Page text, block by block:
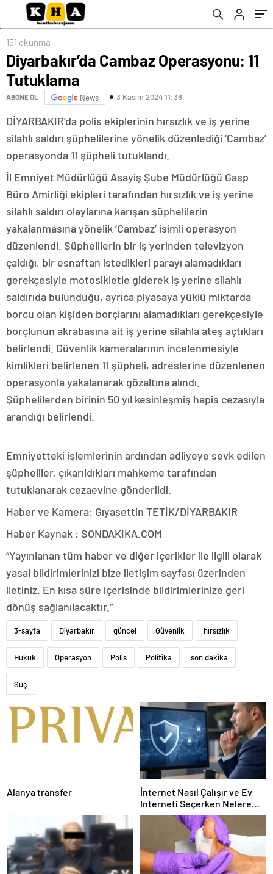
151 okunma
Diyarbakır’da Cambaz Operasyonu: 11
Tutuklama
ABONE OL News 3 Kasım 2024 11:36
DİYARBAKIR’da polis ekiplerinin hırsızlık ve iş yerine
silahlı saldırı şüphelilerine yönelik düzenlediği ‘Cambaz’
operasyonda 11 şüpheli tutuklandı.
İl Emniyet Müdürlüğü Asayiş Şube Müdürlüğü Gasp
Büro Amirliği ekipleri tarafından hırsızlık ve iş yerine
silahlı saldırı olaylarına karışan şüphelilerin
yakalanmasına yönelik ‘Cambaz’ isimli operasyon
düzenlendi. Şüphelilerin bir iş yerinden televizyon
çaldığı, bir esnaftan istedikleri parayı alamadıkları
gerekçesiyle motosikletle giderek iş yerine silahlı
saldırıda bulunduğu, ayrıca piyasaya yüklü miktarda
borcu olan kişiden borçlarını alamadıkları gerekçesiyle
borçlunun akrabasına ait iş yerine silahla ateş açtıkları
belirlendi. Güvenlik kameralarının incelenmesiyle
kimlikleri belirlenen 11 şüpheli, adreslerine düzenlenen
operasyonla yakalanarak gözaltına alındı.
Şüphelilerden birinin 50 yıl kesinleşmiş hapis cezasıyla
arandığı belirlendi.
Emniyetteki işlemlerinin ardından adliyeye sevk edilen
şüpheliler, çıkarıldıkları mahkeme tarafından
tutuklanarak cezaevine gönderildi.
Haber ve Kamera: Gıyasettin TETİK/DİYARBAKIR
Haber Kaynak : SONDAKIKA.COM
“Yayınlanan tüm haber ve diğer içerikler ile ilgili olarak
yasal bildirimlerinizi bize iletişim sayfası üzerinden
iletiniz. En kısa süre içerisinde bildirimlerinize geri
dönüş sağlanılacaktır.”
3-sayfa Diyarbakır güncel Güvenlik hırsızlık
Hukuk Operasyon Polis Politika son dakika
Suç
Alanya transfer
İnternet Nasıl Çalışır ve Ev
Interneti Seçerken Nelere
Dikkat Etmelisiniz